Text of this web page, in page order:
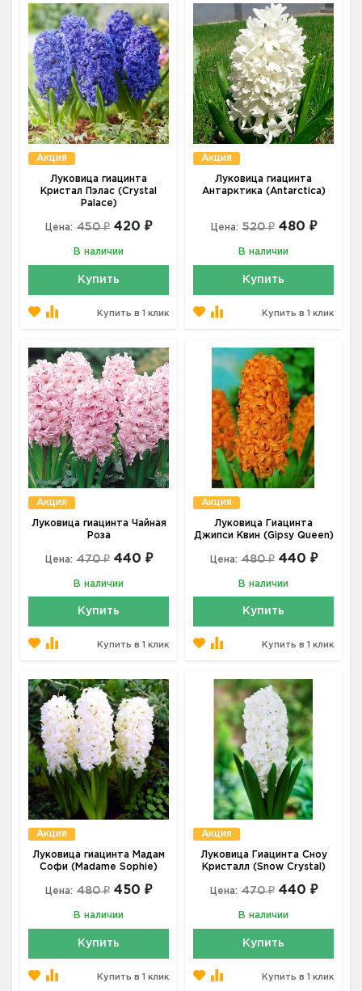
Акция
Луковица гиацинта
Кристал Пэлас (Crystal
Palace)
Цена: 450 ₽ 420 ₽
В наличии
Купить
Купить в 1 клик
Акция
Луковица гиацинта
Антарктика (Antarctica)
Цена: 520 ₽ 480 ₽
В наличии
Купить
Купить в 1 клик
Акция
Луковица гиацинта Чайная
Роза
Цена: 470 ₽ 440 ₽
В наличии
Купить
Купить в 1 клик
Акция
Луковица Гиацинта
Джипси Квин (Gipsy Queen)
Цена: 480 ₽ 440 ₽
В наличии
Купить
Купить в 1 клик
Акция
Луковица гиацинта Мадам
Софи (Madame Sophie)
Цена: 480 ₽ 450 ₽
В наличии
Купить
Купить в 1 клик
Акция
Луковица Гиацинта Сноу
Кристалл (Snow Crystal)
Цена: 470 ₽ 440 ₽
В наличии
Купить
Купить в 1 клик